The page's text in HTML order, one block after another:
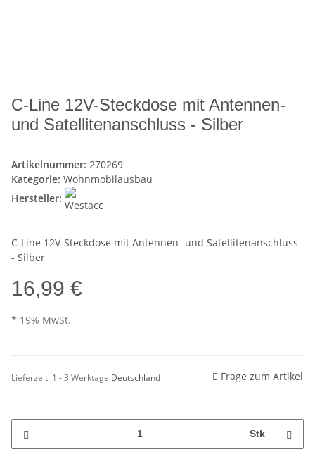
C-Line 12V-Steckdose mit Antennen-
und Satellitenanschluss - Silber
Artikelnummer: 270269
Kategorie: Wohnmobilausbau
Hersteller:
C-Line 12V-Steckdose mit Antennen- und Satellitenanschluss
- Silber
16,99 €
* 19% MwSt.
Lieferzeit: 1 - 3 Werktage Deutschland Frage zum Artikel
Stk